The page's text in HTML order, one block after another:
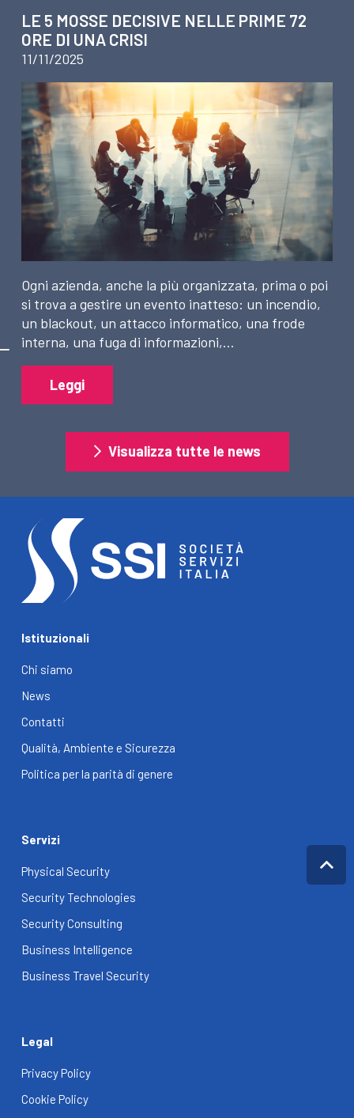
LE 5 MOSSE DECISIVE NELLE PRIME 72
ORE DI UNA CRISI
11/11/2025
Ogni azienda, anche la più organizzata, prima o poi
si trova a gestire un evento inatteso: un incendio,
un blackout, un attacco informatico, una frode
interna, una fuga di informazioni,…
Leggi
Visualizza tutte le news
Istituzionali
Chi siamo
News
Contatti
Qualità, Ambiente e Sicurezza
Politica per la parità di genere
Servizi
Physical Security
Security Technologies
Security Consulting
Business Intelligence
Business Travel Security
Legal
Privacy Policy
Cookie Policy